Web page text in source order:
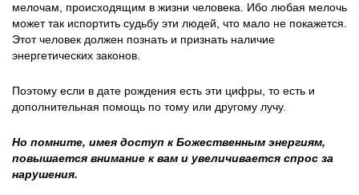
мелочам, происходящим в жизни человека. Ибо любая мелочь
может так испортить судьбу эти людей, что мало не покажется.
Этот человек должен познать и признать наличие
энергетических законов.
Поэтому если в дате рождения есть эти цифры, то есть и
дополнительная помощь по тому или другому лучу.
Но помните, имея доступ к Божественным энергиям,
повышается внимание к вам и увеличивается спрос за
нарушения.